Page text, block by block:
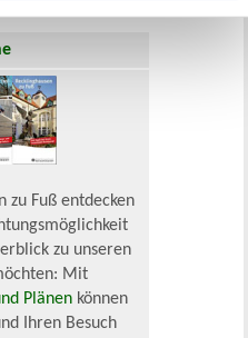
zu Fuß entdecken
zu unseren
Mit
Plänen können
Ihren Besuch